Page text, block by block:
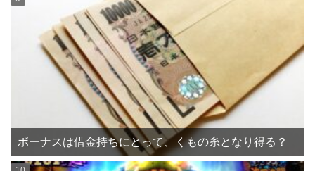
ボーナスは借金持ちにとって、くもの糸となり得る？